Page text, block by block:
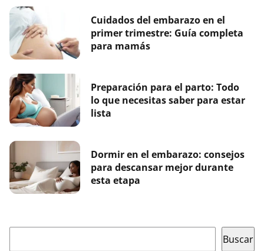
Cuidados del embarazo en el
primer trimestre: Guía completa
para mamás
Preparación para el parto: Todo
lo que necesitas saber para estar
lista
Dormir en el embarazo: consejos
para descansar mejor durante
esta etapa
Buscar